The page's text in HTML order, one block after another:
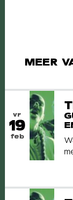
MEER
vr
19
feb